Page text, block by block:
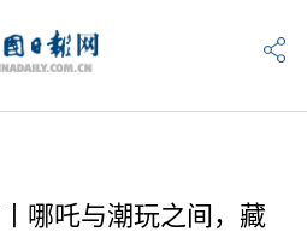
哪吒与潮玩之间，藏